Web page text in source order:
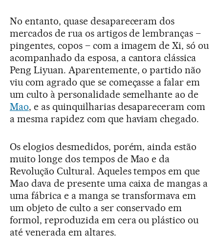
No entanto, quase desapareceram dos
mercados de rua os artigos de lembranças –
pingentes, copos – com a imagem de Xi, só ou
acompanhado da esposa, a cantora clássica
Peng Liyuan. Aparentemente, o partido não
viu com agrado que se começasse a falar em
um culto à personalidade semelhante ao de
Mao, e as quinquilharias desapareceram com
a mesma rapidez com que haviam chegado.
Os elogios desmedidos, porém, ainda estão
muito longe dos tempos de Mao e da
Revolução Cultural. Aqueles tempos em que
Mao dava de presente uma caixa de mangas a
uma fábrica e a manga se transformava em
um objeto de culto a ser conservado em
formol, reproduzida em cera ou plástico ou
até venerada em altares.